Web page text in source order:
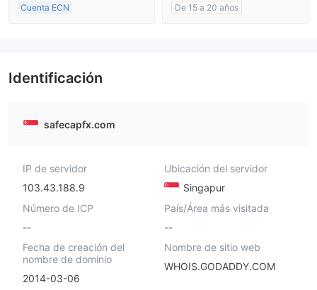
Cuenta ECN
Licencia completa de MT4
De 15 a 20 años
Identificación
safecapfx.com
IP de servidor
103.43.188.9
Ubicación del servidor
Singapur
Número de ICP
--
País/Área más visitada
--
Fecha de creación del
nombre de dominio
2014-03-06
Nombre de sitio web
WHOIS.GODADDY.COM